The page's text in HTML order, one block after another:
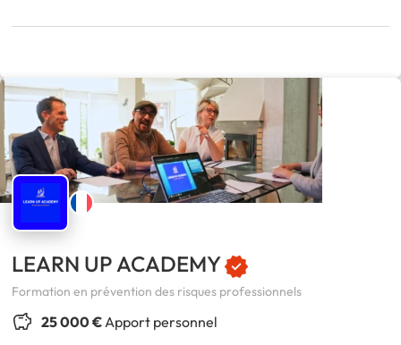
LEARN UP ACADEMY
Formation en prévention des risques professionnels
25 000 € Apport personnel